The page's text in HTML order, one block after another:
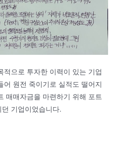
적으로 투자한 이력이 있는 기업
어 원전 죽이기로 실적도 떨어지
매매자금을 마련하기 위해 포트
기업이었습니다.